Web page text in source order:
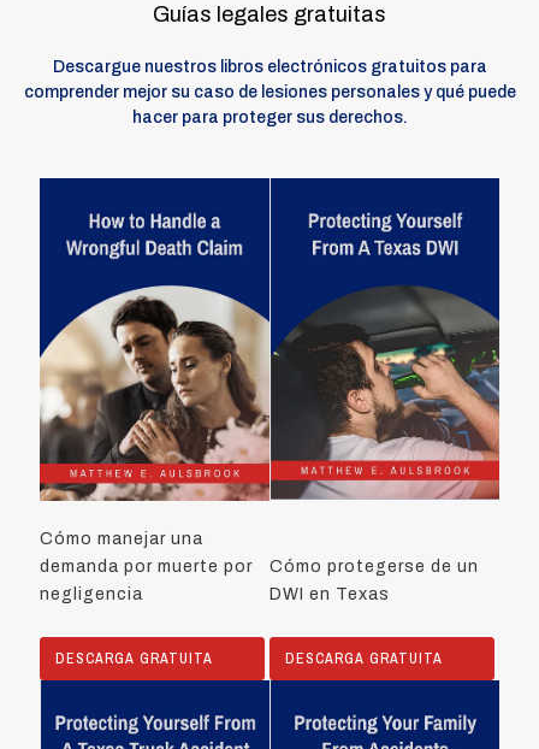
Guías legales gratuitas
Descargue nuestros libros electrónicos gratuitos para
comprender mejor su caso de lesiones personales y qué puede
hacer para proteger sus derechos.
Cómo manejar una
demanda por muerte por
negligencia
DESCARGA GRATUITA
Cómo protegerse de un
DWI en Texas
DESCARGA GRATUITA